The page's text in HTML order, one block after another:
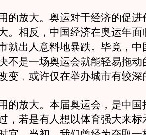
放大。奥运对于经济的促进
。相反，中国经济在奥运年面
就出人意料地暴跌。毕竟，中
不是一场奥运会就能轻易拖动
变，或许仅在举办城市有较深
放大。本届奥运会，是中国
，若是有人想以体育强大来标